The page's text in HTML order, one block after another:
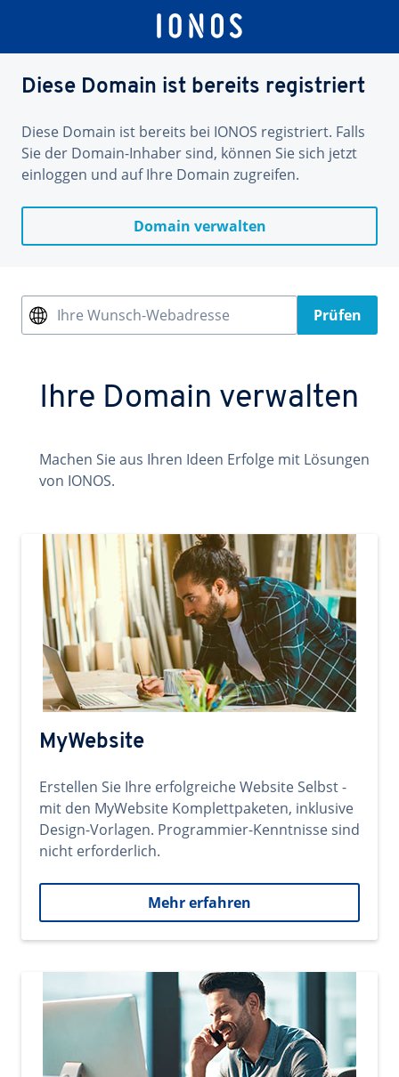
Diese Domain ist bereits registriert
Diese Domain ist bereits bei IONOS registriert. Falls
Sie der Domain-Inhaber sind, können Sie sich jetzt
einloggen und auf Ihre Domain zugreifen.
Domain verwalten
Ihre Wunsch-Webadresse Prüfen
Ihre Domain verwalten
Machen Sie aus Ihren Ideen Erfolge mit Lösungen
von IONOS.
MyWebsite
Erstellen Sie Ihre erfolgreiche Website Selbst -
mit den MyWebsite Komplettpaketen, inklusive
Design-Vorlagen. Programmier-Kenntnisse sind
nicht erforderlich.
Mehr erfahren